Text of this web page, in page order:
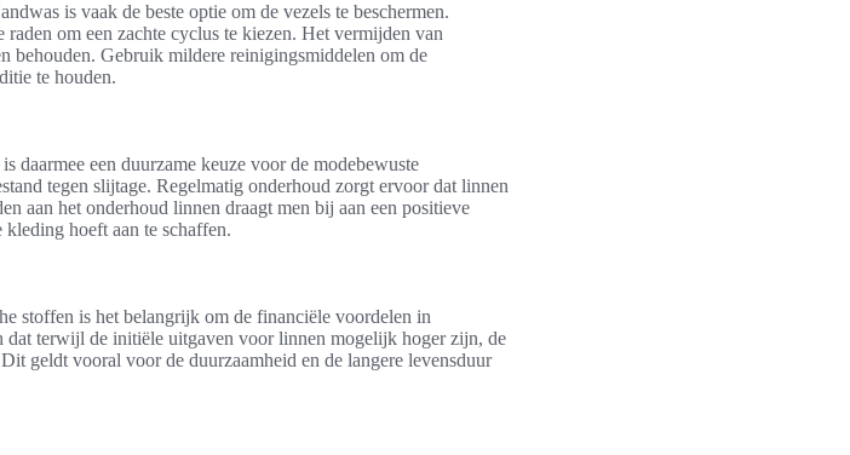
is vaak de beste optie om de vezels te beschermen.
om een zachte cyclus te kiezen. Het vermijden van
behouden. Gebruik mildere reinigingsmiddelen om de
te houden.
daarmee een duurzame keuze voor de modebewuste
tegen slijtage. Regelmatig onderhoud zorgt ervoor dat linnen
aan het onderhoud linnen draagt men bij aan een positieve
hoeft aan te schaffen.
stoffen is het belangrijk om de financiële voordelen in
dat terwijl de initiële uitgaven voor linnen mogelijk hoger zijn, de
geldt vooral voor de duurzaamheid en de langere levensduur